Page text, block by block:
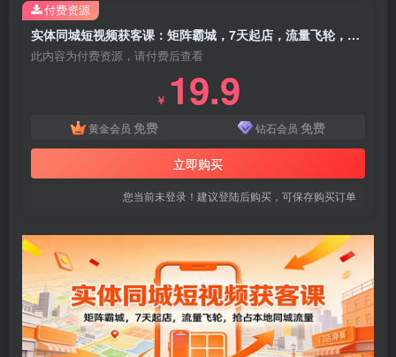
实体同城短视频获客课：矩阵霸城，7天起店，流量飞轮，抢占本地同城流量
此内容为付费资源，请付费后查看
￥ 19.9
黄金会员 免费 钻石会员 免费
立即购买
您当前未登录！建议登陆后购买，可保存购买订单
付费资源